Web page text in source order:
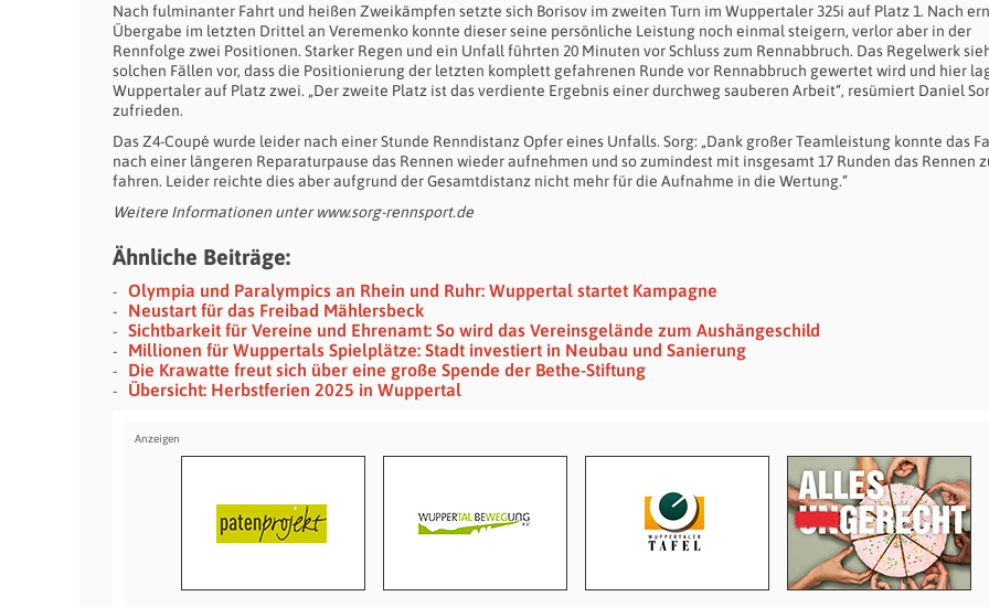
Nach fulminanter Fahrt und heißen Zweikämpfen setzte sich Borisov im zweiten Turn im Wuppertaler 325i auf Platz 1. Nach
Übergabe im letzten Drittel an Veremenko konnte dieser seine persönliche Leistung noch einmal steigern, verlor aber in der
Rennfolge zwei Positionen. Starker Regen und ein Unfall führten 20 Minuten vor Schluss zum Rennabbruch. Das Regelwerk
solchen Fällen vor, dass die Positionierung der letzten komplett gefahrenen Runde vor Rennabbruch gewertet wird und hier
Wuppertaler auf Platz zwei. „Der zweite Platz ist das verdiente Ergebnis einer durchweg sauberen Arbeit“, resümiert Daniel
zufrieden.
Das Z4-Coupé wurde leider nach einer Stunde Renndistanz Opfer eines Unfalls. Sorg: „Dank großer Teamleistung konnte das
nach einer längeren Reparaturpause das Rennen wieder aufnehmen und so zumindest mit insgesamt 17 Runden das Rennen
fahren. Leider reichte dies aber aufgrund der Gesamtdistanz nicht mehr für die Aufnahme in die Wertung.“
Weitere Informationen unter www.sorg-rennsport.de
Ähnliche Beiträge:
Olympia und Paralympics an Rhein und Ruhr: Wuppertal startet Kampagne
Neustart für das Freibad Mählersbeck
Sichtbarkeit für Vereine und Ehrenamt: So wird das Vereinsgelände zum Aushängeschild
Millionen für Wuppertals Spielplätze: Stadt investiert in Neubau und Sanierung
Die Krawatte freut sich über eine große Spende der Bethe-Stiftung
Übersicht: Herbstferien 2025 in Wuppertal